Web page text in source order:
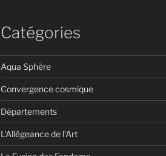
Catégories
Aqua Sphère
Convergence cosmique
Départements
L'Allégeance de l'Art